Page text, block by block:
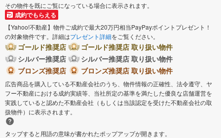
その物件を既にご覧になっている場合に表示されます。
成約でもらえる
【Yahoo!不動産】物件ご成約で最大20万円相当PayPayポイントプレゼント！
の対象物件です。詳細はプレゼント詳細をご覧ください。
ゴールド推奨店
ゴールド推奨店 取り扱い物件
シルバー推奨店
シルバー推奨店 取り扱い物件
ブロンズ推奨店
ブロンズ推奨店 取り扱い物件
広告商品を購入している不動産会社のうち、物件情報の正確性、法令遵守、ヤ
フー不動産における成約実績等、当社所定の基準を満たした優良な店舗運営を
実践していると認めた不動産会社（もしくは当該認定を受けた不動産会社の取
扱物件）に表示されます。
タップすると用語の意味が書かれたポップアップが開きます。